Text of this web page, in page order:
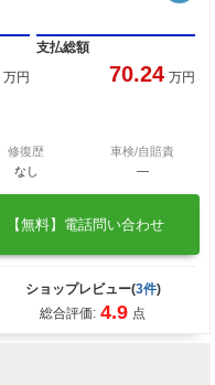
万円
支払総額
70.24 万円
修復歴
なし
車検/自賠責
―
【無料】電話問い合わせ
ショップレビュー(3件)
総合評価: 4.9 点